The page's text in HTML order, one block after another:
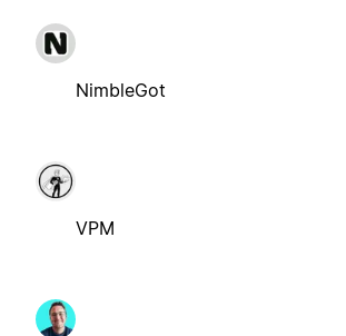
NimbleGot
VPM